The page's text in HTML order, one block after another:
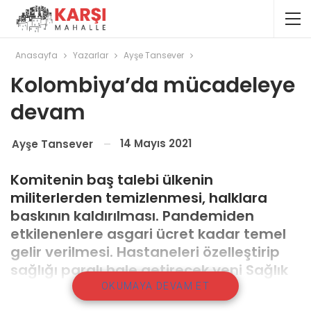
Anasayfa Yazarlar Ayşe Tansever
Kolombiya’da mücadeleye
devam
Ayşe Tansever 14 Mayıs 2021
Komitenin baş talebi ülkenin
militerlerden temizlenmesi, halklara
baskının kaldırılması. Pandemiden
etkilenenlere asgari ücret kadar temel
gelir verilmesi. Hastaneleri özelleştirip
sağlığı paralı hale getirecek yeni Sağlık
Yasası projesinin geri çekilmesi.
OKUMAYA DEVAM ET